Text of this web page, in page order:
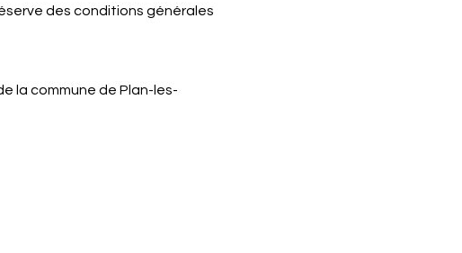
des conditions générales
la commune de Plan-les-